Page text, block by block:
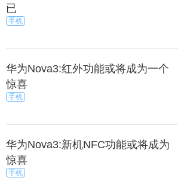
已
手机
华为Nova3:红外功能或将成为一个
惊喜
手机
华为Nova3:新机NFC功能或将成为
惊喜
手机